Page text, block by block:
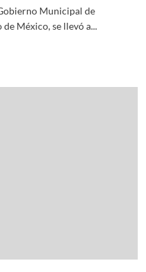
Municipal de
México, se llevó a...